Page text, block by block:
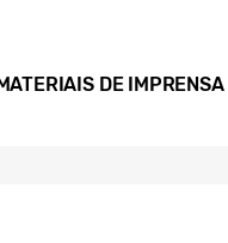
DE IMPRENSA